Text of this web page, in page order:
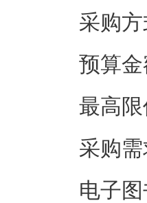
采购
预算
最高
采购需
电子